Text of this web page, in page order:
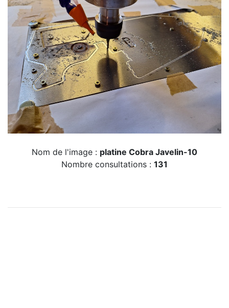
Nom de l'image : platine Cobra Javelin-10
Nombre consultations : 131